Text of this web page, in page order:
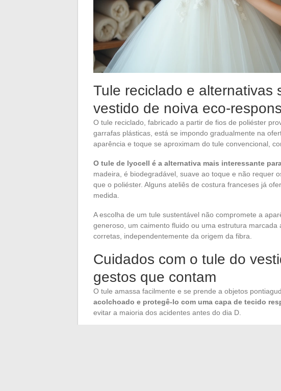
Tule reciclado e alternativas
vestido de noiva eco-
O tule reciclado, fabricado a partir de fios de poliéster
garrafas plásticas, está se impondo gradualmente na
aparência e toque se aproximam do tule convencional,
O tule de lyocell é a alternativa mais interessante
madeira, é biodegradável, suave ao toque e não requer
que o poliéster. Alguns ateliês de costura franceses já
medida.
A escolha de um tule sustentável não compromete a
generoso, um caimento fluido ou uma estrutura
corretas, independentemente da origem da fibra.
Cuidados com o tule do
gestos que contam
O tule amassa facilmente e se prende a objetos
acolchoado e protegê-lo com uma capa de tecido
evitar a maioria dos acidentes antes do dia D.